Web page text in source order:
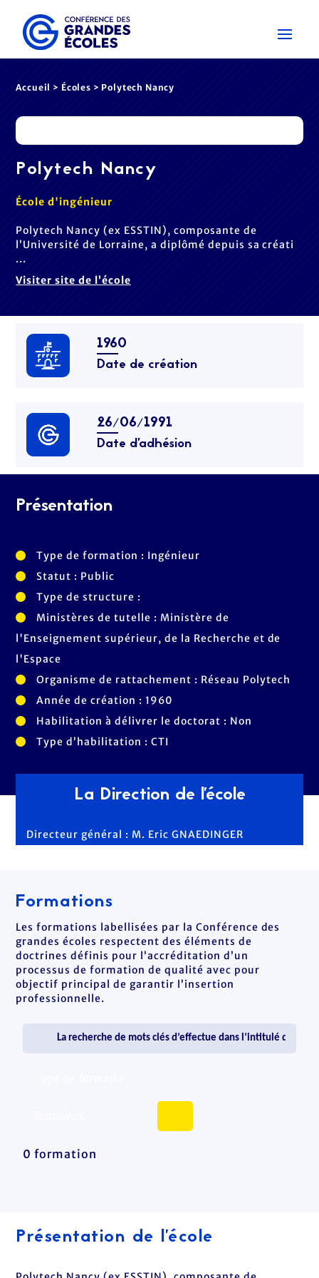
Accueil > Écoles > Polytech Nancy
Polytech Nancy
École d'ingénieur
Polytech Nancy (ex ESSTIN), composante de
l’Université de Lorraine, a diplômé depuis sa créati
...
Visiter site de l’école
1960
Date de création
26/06/1991
Date d’adhésion
Présentation
Type de formation : Ingénieur
Statut : Public
Type de structure :
Ministères de tutelle : Ministère de
l'Enseignement supérieur, de la Recherche et de
l'Espace
Organisme de rattachement : Réseau Polytech
Année de création : 1960
Habilitation à délivrer le doctorat : Non
Type d’habilitation : CTI
La Direction de l'école
Directeur général : M. Eric GNAEDINGER
Formations
Les formations labellisées par la Conférence des
grandes écoles respectent des éléments de
doctrines définis pour l’accréditation d’un
processus de formation de qualité avec pour
objectif principal de garantir l’insertion
professionnelle.
0 formation
Présentation de l'école